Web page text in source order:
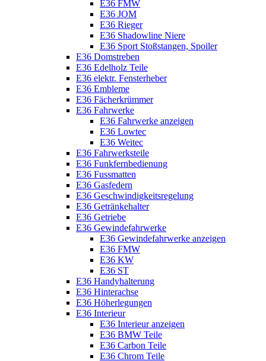
E36 FMW
E36 JOM
E36 Rieger
E36 Shadowline Niere
E36 Sport Stoßstangen, Spoiler
E36 Domstreben
E36 Edelholz Teile
E36 elektr. Fensterheber
E36 Embleme
E36 Fächerkrümmer
E36 Fahrwerke
E36 Fahrwerke anzeigen
E36 Lowtec
E36 Weitec
E36 Fahrwerksteile
E36 Funkfernbedienung
E36 Fussmatten
E36 Gasfedern
E36 Geschwindigkeitsregelung
E36 Getränkehalter
E36 Getriebe
E36 Gewindefahrwerke
E36 Gewindefahrwerke anzeigen
E36 FMW
E36 KW
E36 ST
E36 Handyhalterung
E36 Hinterachse
E36 Höherlegungen
E36 Interieur
E36 Interieur anzeigen
E36 BMW Teile
E36 Carbon Teile
E36 Chrom Teile